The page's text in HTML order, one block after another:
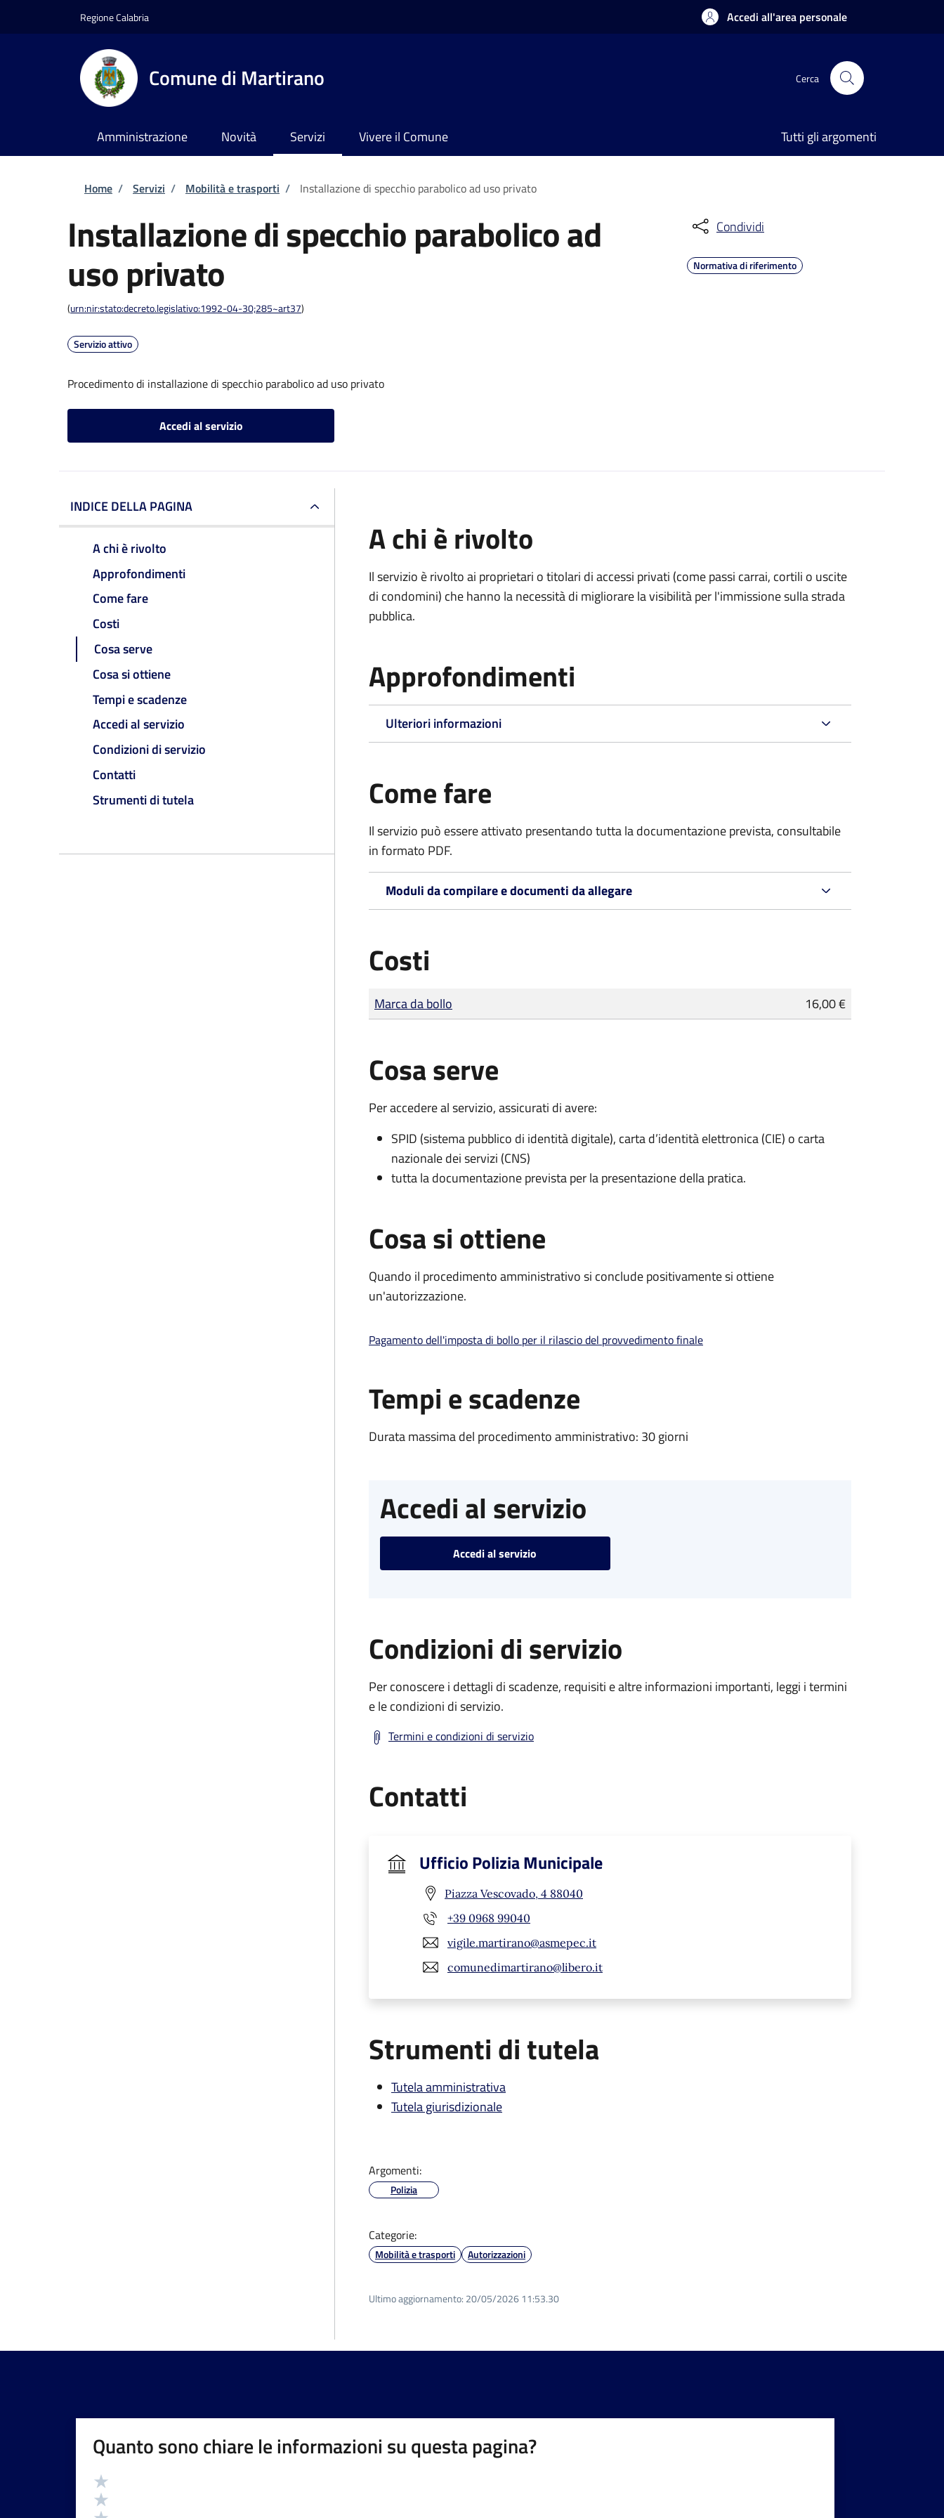
Regione Calabria Accedi all'area personale
Comune di Martirano Cerca
Amministrazione Novità Servizi Vivere il Comune Tutti gli argomenti
Briciole di pane
Home / Servizi / Mobilità e trasporti / Installazione di specchio parabolico ad uso privato
Installazione di specchio parabolico ad
uso privato
(urn:nir:stato:decreto.legislativo:1992-04-30;285~art37)
Servizio attivo
Procedimento di installazione di specchio parabolico ad uso privato
Accedi al servizio
Condividi
Normativa di riferimento
INDICE DELLA PAGINA
A chi è rivolto
Approfondimenti
Come fare
Costi
Cosa serve
Cosa si ottiene
Tempi e scadenze
Accedi al servizio
Condizioni di servizio
Contatti
Strumenti di tutela
A chi è rivolto
Il servizio è rivolto ai proprietari o titolari di accessi privati (come passi carrai, cortili o uscite
di condomini) che hanno la necessità di migliorare la visibilità per l'immissione sulla strada
pubblica.
Approfondimenti
Ulteriori informazioni
Come fare
Il servizio può essere attivato presentando tutta la documentazione prevista, consultabile
in formato PDF.
Moduli da compilare e documenti da allegare
Costi
Tipo di pagamento
Importo
Marca da bollo 16,00 €
Cosa serve
Per accedere al servizio, assicurati di avere:
SPID (sistema pubblico di identità digitale), carta d’identità elettronica (CIE) o carta
nazionale dei servizi (CNS)
tutta la documentazione prevista per la presentazione della pratica.
Cosa si ottiene
Quando il procedimento amministrativo si conclude positivamente si ottiene
un'autorizzazione.
Pagamento dell'imposta di bollo per il rilascio del provvedimento finale
Tempi e scadenze
Durata massima del procedimento amministrativo: 30 giorni
Accedi al servizio
Accedi al servizio
Condizioni di servizio
Per conoscere i dettagli di scadenze, requisiti e altre informazioni importanti, leggi i termini
e le condizioni di servizio.
Termini e condizioni di servizio
Contatti
Ufficio Polizia Municipale
Piazza Vescovado, 4 88040
+39 0968 99040
vigile.martirano@asmepec.it
comunedimartirano@libero.it
Strumenti di tutela
Tutela amministrativa
Tutela giurisdizionale
Argomenti:
Polizia
Categorie:
Mobilità e trasporti Autorizzazioni
Ultimo aggiornamento: 20/05/2026 11:53.30
Quanto sono chiare le informazioni su questa pagina?
Valutazione